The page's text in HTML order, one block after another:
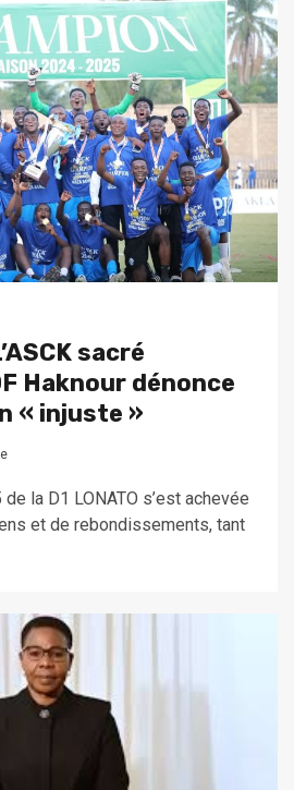
sacré
Haknour dénonce
« injuste »
la D1 LONATO s’est achevée
et de rebondissements, tant